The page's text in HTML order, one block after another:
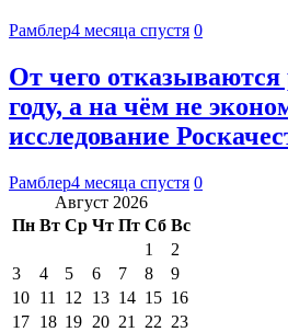
Рамблер4 месяца спустя 0
От чего отказываются
году, а на чём не
исследование
Рамблер4 месяца спустя 0
Август 2026
Пн Вт Ср Чт Пт Сб Вс
1
2
3
4 5 6 7 8
9
10 11 12 13 14 15 16
17 18 19 20 21 22 23